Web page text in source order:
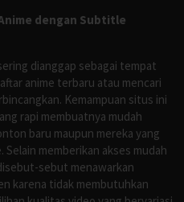
dengan Subtitle
dianggap sebagai tempat
anime terbaru atau mencari
Kemampuan situs ini
rapi membuatnya mudah
baru maupun mereka yang
memberikan akses mudah
sebut menawarkan
karena tidak membutuhkan